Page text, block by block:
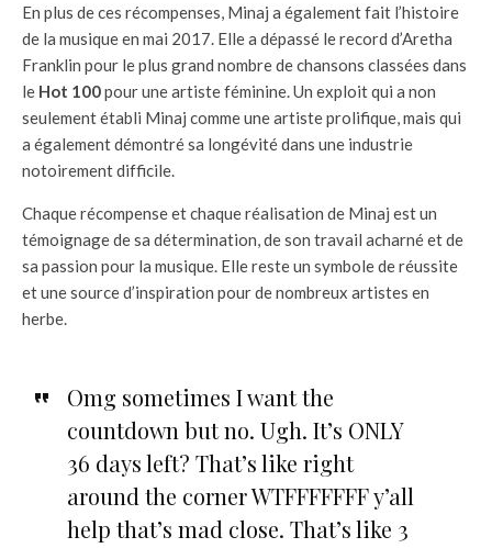
En plus de ces récompenses, Minaj a également fait l’histoire
de la musique en mai 2017. Elle a dépassé le record d’Aretha
Franklin pour le plus grand nombre de chansons classées dans
le Hot 100pour une artiste féminine. Un exploit qui a non
seulement établi Minaj comme une artiste prolifique, mais qui
a également démontré sa longévité dans une industrie
notoirement difficile.
Chaque récompense et chaque réalisation de Minaj est un
témoignage de sa détermination, de son travail acharné et de
sa passion pour la musique. Elle reste un symbole de réussite
et une source d’inspiration pour de nombreux artistes en
herbe.
Omg sometimes I want the
countdown but no. Ugh. It’s ONLY
36 days left? That’s like right
around the corner WTFFFFFFF y’all
help that’s mad close. That’s like 3